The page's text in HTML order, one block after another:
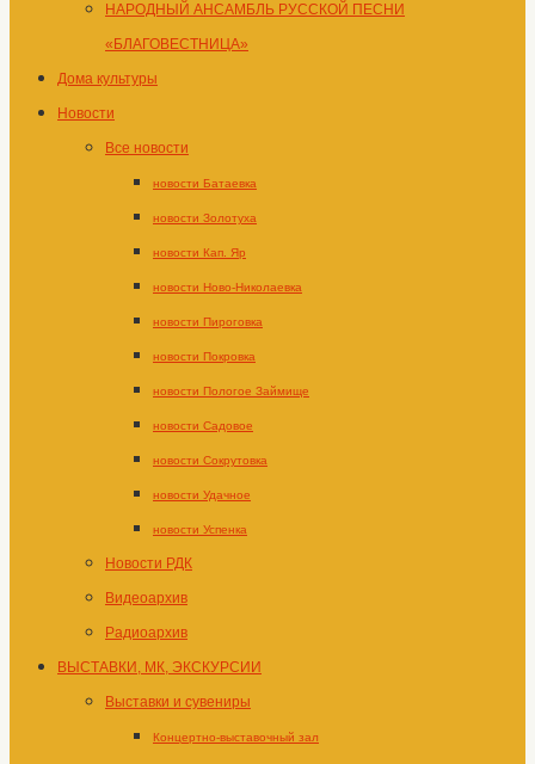
НАРОДНЫЙ АНСАМБЛЬ РУССКОЙ ПЕСНИ
«БЛАГОВЕСТНИЦА»
Дома культуры
Новости
Все новости
новости Батаевка
новости Золотуха
новости Кап. Яр
новости Ново-Николаевка
новости Пироговка
новости Покровка
новости Пологое Займище
новости Садовое
новости Сокрутовка
новости Удачное
новости Успенка
Новости РДК
Видеоархив
Радиоархив
ВЫСТАВКИ, МК, ЭКСКУРСИИ
Выставки и сувениры
Концертно-выставочный зал